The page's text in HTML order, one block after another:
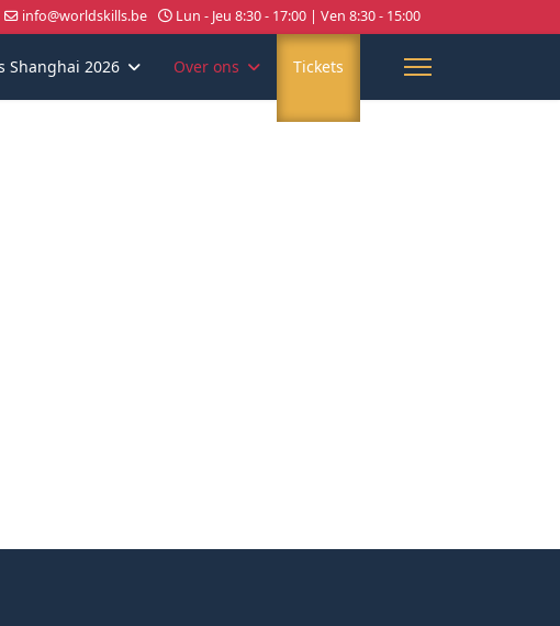
info@worldskills.be Lun - Jeu 8:30 - 17:00 | Ven 8:30 - 15:00
Shanghai 2026 Over ons Tickets